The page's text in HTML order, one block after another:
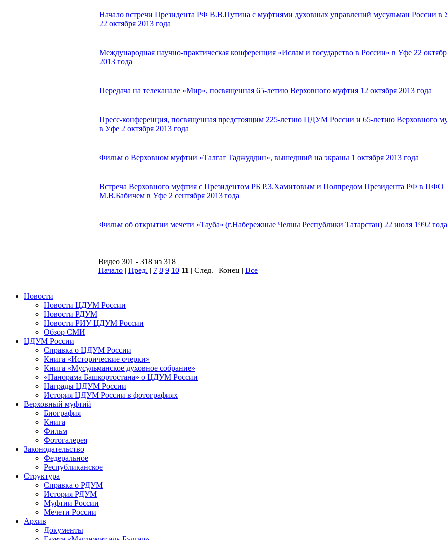
Начало встречи Президента РФ В.В.Путина с муфтиями духовных управлений мусульман России в
22 октября 2013 года
Международная научно-практическая конференция «Ислам и государство в России» в Уфе 22
2013 года
Передача на телеканале «Мир», посвященная 65-летию Верховного муфтия 12 октября 2013 года
Пресс-конференция, посвященная предстоящим 225-летию ЦДУМ России и 65-летию Верховного
в Уфе 2 октября 2013 года
Фильм о Верховном муфтии «Талгат Таджуддин», вышедший на экраны 1 октября 2013 года
Встреча Верховного муфтия с Президентом РБ Р.З.Хамитовым и Полпредом Президента РФ в ПФО
М.В.Бабичем в Уфе 2 сентября 2013 года
Фильм об открытии мечети «Тауба» (г.Набережные Челны Республики Татарстан) 22 июля 1992 года
Видео 301 - 318 из 318
Начало | Пред. | 7 8 9 10 11 | След. | Конец | Все
Новости
Новости ЦДУМ России
Новости РДУМ
Новости РИУ ЦДУМ России
Обзор СМИ
ЦДУМ России
Справка о ЦДУМ России
Книга «Исторические очерки»
Книга «Мусульманское духовное собрание»
«Панорама Башкортостана» о ЦДУМ России
Награды ЦДУМ России
История ЦДУМ России в фотографиях
Верховный муфтий
Биография
Книга
Фильм
Фотогалерея
Законодательство
Федеральное
Республиканское
Структура
Справка о РДУМ
История РДУМ
Муфтии России
Мечети России
Архив
Документы